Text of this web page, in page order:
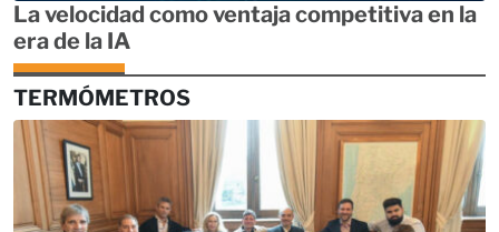
La velocidad como ventaja competitiva en la
era de la IA
TERMÓMETROS